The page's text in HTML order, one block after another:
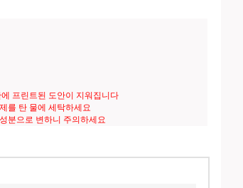
프린트된 도안이 지워집니다
를 탄 물에 세탁하세요
분으로 변하니 주의하세요